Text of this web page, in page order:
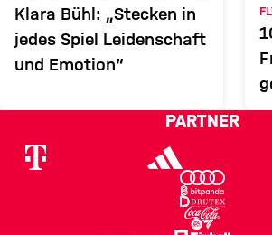
FRAUEN
Zum Spielbericht
Klara Bühl: „Stecken in
jedes Spiel Leidenschaft
und Emotion“
PARTNER